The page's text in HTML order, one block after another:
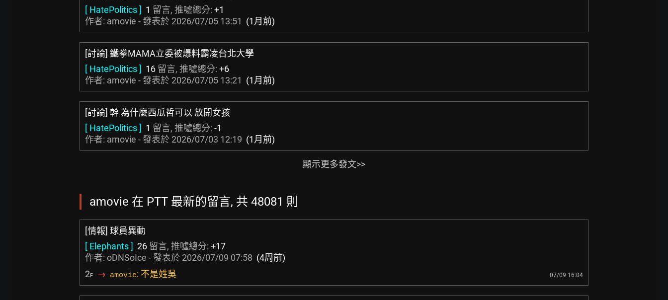
[ HatePolitics ] 1 留言, 推噓總分: +1
作者: amovie - 發表於 2026/07/05 13:51 (1月前)
[討論] 鐵拳MAMA立委被爆料霸凌台北大學
[ HatePolitics ] 16 留言, 推噓總分: +6
作者: amovie - 發表於 2026/07/05 13:21 (1月前)
[討論] 幹 為什麼西瓜哲可以 放開女孩
[ HatePolitics ] 1 留言, 推噓總分: -1
作者: amovie - 發表於 2026/07/03 12:19 (1月前)
顯示更多發文>>
amovie 在 PTT 最新的留言, 共 48081 則
[情報] 球員異動
[ Elephants ] 26 留言, 推噓總分: +17
作者: oDNSoIce - 發表於 2026/07/09 07:58 (4周前)
2F → amovie: 不是姓吳 07/09 16:04